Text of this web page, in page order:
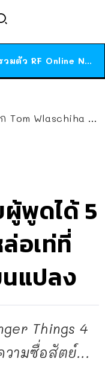
ได้เวลาเด็กหนวดรวมตัว RF Online Next เปิดให้เล่นแล้ว เกม Sci-Fi MMORPG ระดับตำนาน เล่นได้ทั้งมือถือและ PC
ายผู้พูดได้ 5 ภาษา กับความหล่อเท่ที่คงเดิมไม่มีเปลี่ยนแปลง
พูดได้ 5
อเท่ที่
แปลง
Things 4
ามซื่อสัตย์...